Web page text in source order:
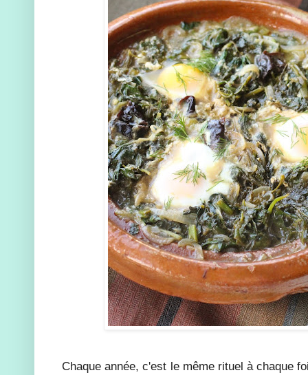
Chaque année, c'est le même rituel à chaque